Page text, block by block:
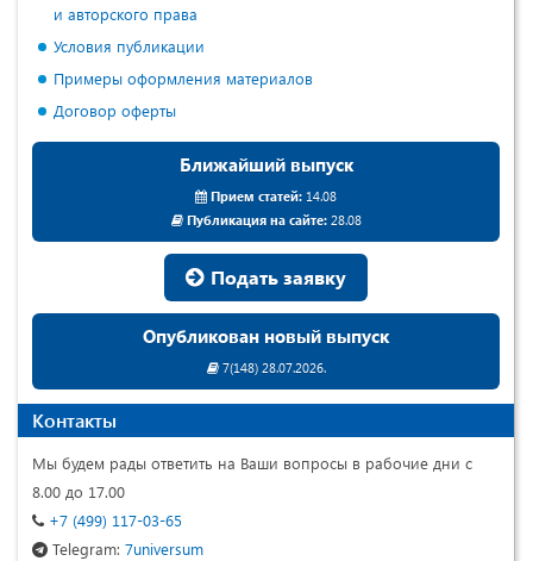
и авторского права
Условия публикации
Примеры оформления материалов
Договор оферты
Ближайший выпуск
Прием статей: 14.08
Публикация на сайте:28.08
Подать заявку
Опубликован новый выпуск
7(148) 28.07.2026.
Контакты
Мы будем рады ответить на Ваши вопросы в рабочие дни с
8.00 до 17.00
+7 (499) 117-03-65
Telegram: 7universum